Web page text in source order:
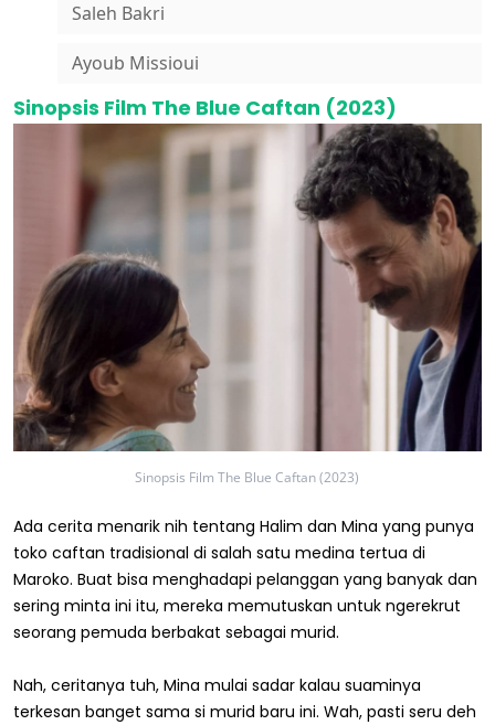
Saleh Bakri
Ayoub Missioui
Sinopsis Film The Blue Caftan (2023)
Sinopsis Film The Blue Caftan (2023)
Ada cerita menarik nih tentang Halim dan Mina yang punya
toko caftan tradisional di salah satu medina tertua di
Maroko. Buat bisa menghadapi pelanggan yang banyak dan
sering minta ini itu, mereka memutuskan untuk ngerekrut
seorang pemuda berbakat sebagai murid.
Nah, ceritanya tuh, Mina mulai sadar kalau suaminya
terkesan banget sama si murid baru ini. Wah, pasti seru deh